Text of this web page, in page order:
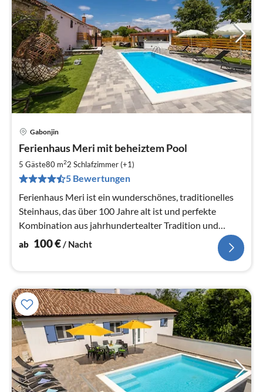
Gabonjin
Ferienhaus Meri mit beheiztem Pool
5 Gäste80 m22 Schlafzimmer (+1)
5 Bewertungen
Ferienhaus Meri ist ein wunderschönes, traditionelles
Steinhaus, das über 100 Jahre alt ist und perfekte
Kombination aus jahrhundertealter Tradition und
modernem Komfort bietet.
ab 100€/ Nacht